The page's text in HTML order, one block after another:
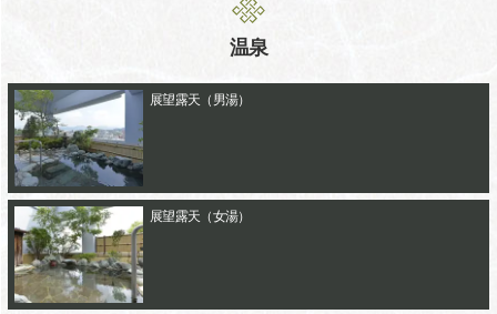
温泉
展望露天（男湯）
展望露天（女湯）